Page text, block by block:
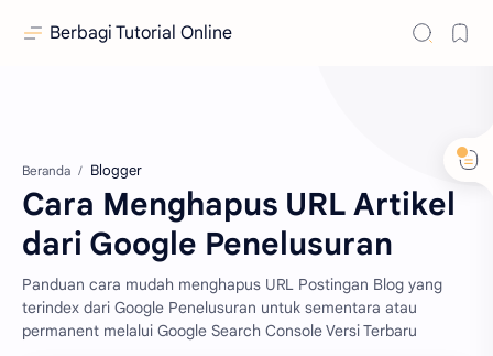
Berbagi Tutorial Online
Beranda Blogger
Cara Menghapus URL Artikel
dari Google Penelusuran
Panduan cara mudah menghapus URL Postingan Blog yang
terindex dari Google Penelusuran untuk sementara atau
permanent melalui Google Search Console Versi Terbaru